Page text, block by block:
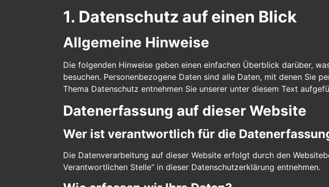
1. Datenschutz auf einen Blick
Allgemeine Hinweise
Die folgenden Hinweise geben einen einfachen Überblick darüber,
besuchen. Personenbezogene Daten sind alle Daten, mit denen Sie
Thema Datenschutz entnehmen Sie unserer unter diesem Text
Datenerfassung auf dieser Website
Wer ist verantwortlich für die
Die Datenverarbeitung auf dieser Website erfolgt durch den
Verantwortlichen Stelle“ in dieser Datenschutzerklärung entnehmen.